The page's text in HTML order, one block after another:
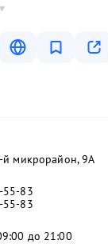
й микрорайон, 9А
55-83
55-83
до 21:00